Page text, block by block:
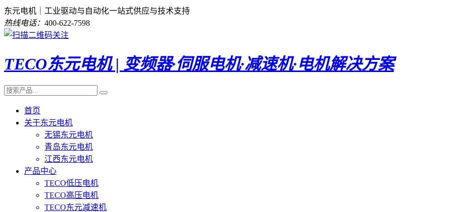
东元电机｜工业驱动与自动化一站式供应与技术支持
热线电话： 400-622-7598
TECO东元电机 | 变频器·伺服电机·减速机·电机解决方案
首页
关于东元电机
无锡东元电机
青岛东元电机
江西东元电机
产品中心
TECO低压电机
TECO高压电机
TECO东元减速机